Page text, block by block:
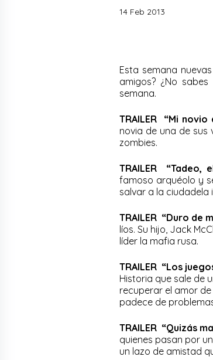
14 Feb 2013
Esta semana
amigos? ¿No
semana.
TRAILER “Mi novio
novia de una de sus
zombies.
TRAILER “Tadeo,
famoso arquéolo y
salvar a la
TRAILER “Duro de
líos. Su hijo, Jack
líder la mafia rusa.
TRAILER “Los
Historia que sale de
recuperar el amor
padece de
TRAILER “Quizás
quienes pasan por
un lazo de amistad